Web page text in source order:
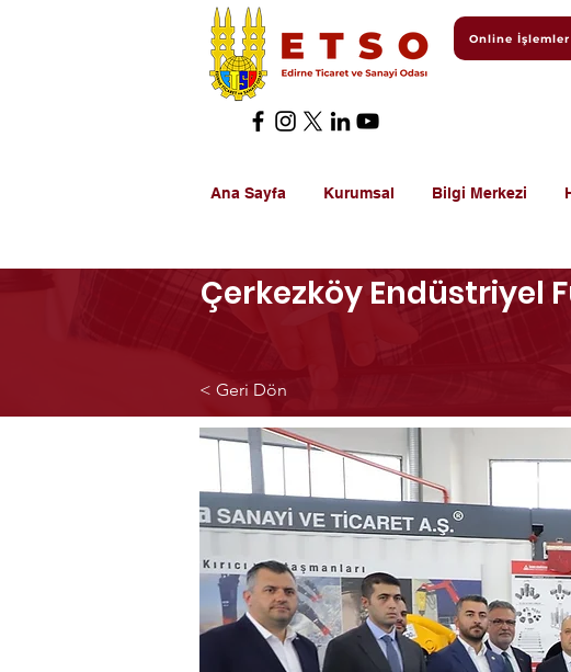
Online İşlemler
Ana Sayfa Kurumsal Bilgi Merkezi
Çerkezköy Endüstriyel
< Geri Dön